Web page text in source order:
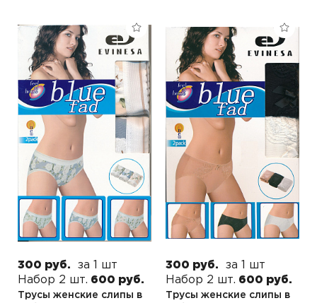
300 руб.
за 1 шт
Набор 2 шт. 600 руб.
Трусы женские слипы в
300 руб.
за 1 шт
Набор 2 шт. 600 руб.
Трусы женские слипы в